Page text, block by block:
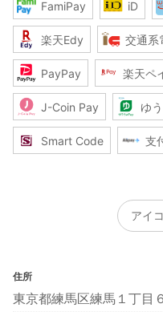
FamiPay iD
楽天Edy 交通系
PayPay 楽天ペ
J-Coin Pay ゆ
Smart Code 支
アイ
住所
東京都練馬区練馬１丁目